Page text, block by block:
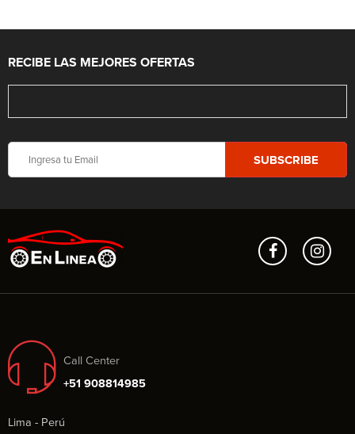
RECIBE LAS MEJORES OFERTAS
Call Center
+51 908814985
Lima - Perú